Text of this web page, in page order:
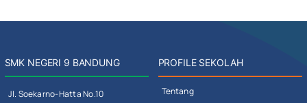
SMK NEGERI 9 BANDUNG
Jl. Soekarno-Hatta No.10
PROFILE SEKOLAH
Tentang